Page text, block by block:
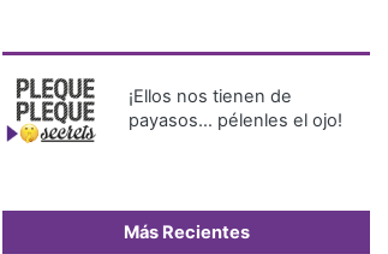
¡Ellos nos tienen de
payasos… pélenles el ojo!
Más Recientes